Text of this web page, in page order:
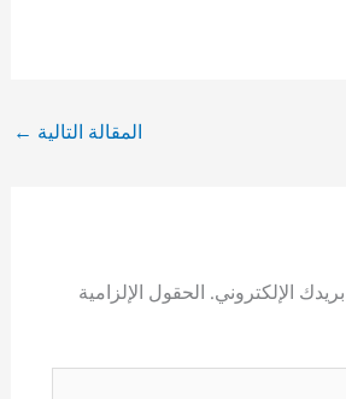
المقالة التالية ←
الإلكتروني. الحقول الإلزامية